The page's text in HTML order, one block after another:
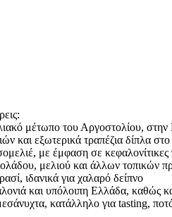
μέτωπο του Αργοστολίου,
και εξωτερικά τραπέζια δίπλα στο
με έμφαση σε
μελιού και άλλων τοπικών
ιδανικά για χαλαρό δείπνο
και υπόλοιπη Ελλάδα, καθώς
κατάλληλο για tasting,